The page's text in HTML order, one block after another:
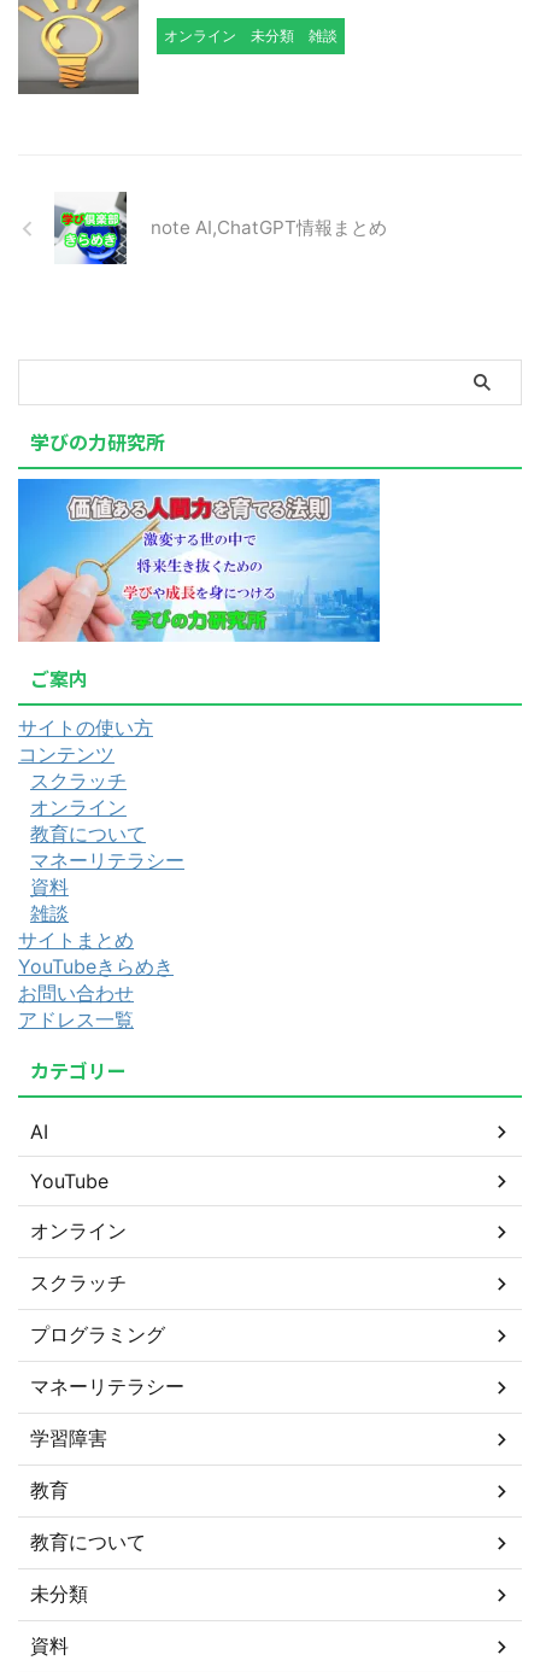
オンライン 未分類 雑談
note AI,ChatGPT情報まとめ
学びの力研究所
ご案内
サイトの使い方
コンテンツ
スクラッチ
オンライン
教育について
マネーリテラシー
資料
雑談
サイトまとめ
YouTubeきらめき
お問い合わせ
アドレス一覧
カテゴリー
AI
YouTube
オンライン
スクラッチ
プログラミング
マネーリテラシー
学習障害
教育
教育について
未分類
資料